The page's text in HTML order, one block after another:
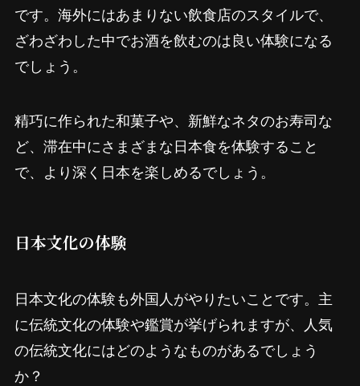
です。海外にはあまりない飲食店のスタイルで、
ざわざわした中でお酒を飲むのは良い体験になる
でしょう。
精巧に作られた和菓子や、新鮮なネタのお寿司な
ど、滞在中にさまざまな日本食を体験すること
で、より深く日本を楽しめるでしょう。
日本文化の体験
日本文化の体験も外国人がやりたいことです。主
に伝統文化の体験や鑑賞が挙げられますが、人気
の伝統文化にはどのようなものがあるでしょう
か？